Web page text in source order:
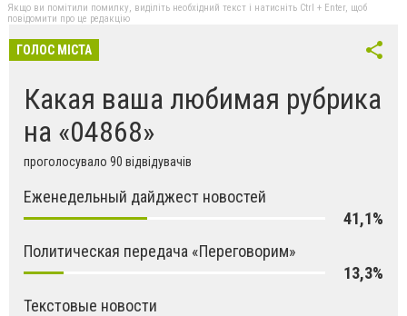
Якщо ви помітили помилку, виділіть необхідний текст і натисніть Ctrl + Enter, щоб
повідомити про це редакцію
ГОЛОС МІСТА
Какая ваша любимая рубрика
на «04868»
проголосувало 90 відвідувачів
Еженедельный дайджест новостей
41,1%
Политическая передача «Переговорим»
13,3%
Текстовые новости